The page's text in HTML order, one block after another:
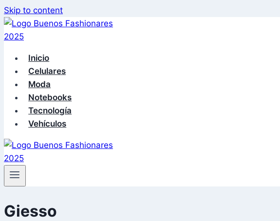
Skip to content
Inicio
Celulares
Moda
Notebooks
Tecnología
Vehículos
Giesso